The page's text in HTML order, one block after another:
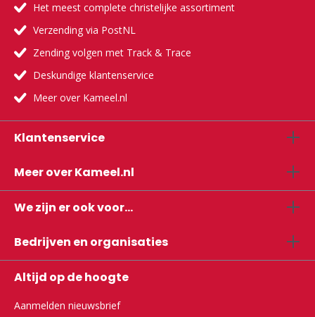
Het meest complete christelijke assortiment
Verzending via PostNL
Zending volgen met Track & Trace
Deskundige klantenservice
Meer over Kameel.nl
Klantenservice
Meer over Kameel.nl
We zijn er ook voor...
Bedrijven en organisaties
Altijd op de hoogte
Aanmelden nieuwsbrief